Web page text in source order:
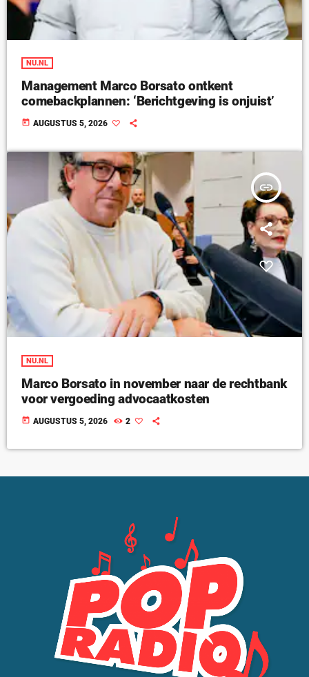
NU.NL
Management Marco Borsato ontkent
comebackplannen: ‘Berichtgeving is onjuist’
today AUGUSTUS 5, 2026
insert_link
NU.NL
Marco Borsato in november naar de rechtbank
voor vergoeding advocaatkosten
today AUGUSTUS 5, 2026 2